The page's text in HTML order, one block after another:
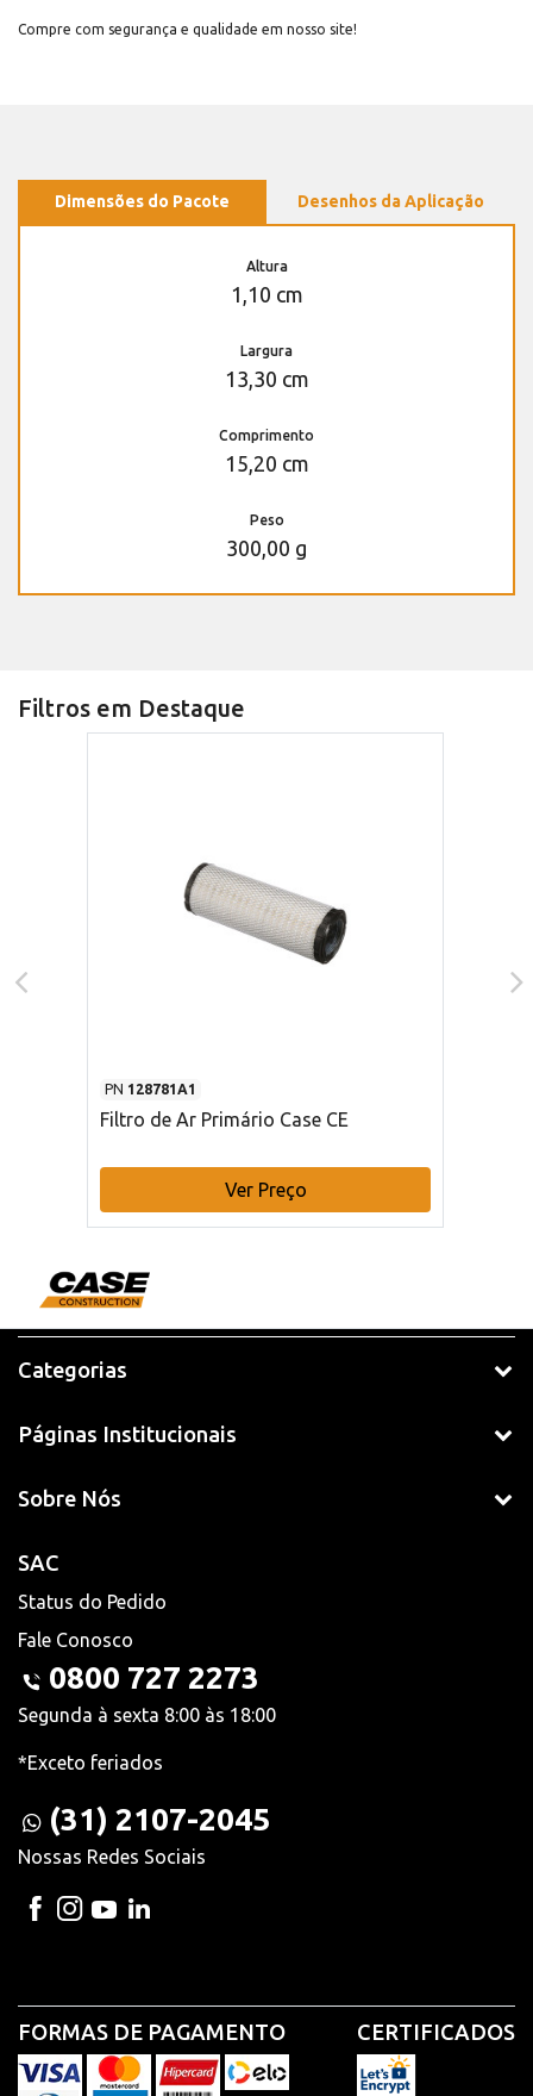
Compre com segurança e qualidade em nosso site!
Dimensões do Pacote Desenhos da Aplicação
Altura
1,10 cm
Largura
13,30 cm
Comprimento
15,20 cm
Peso
300,00 g
Filtros em Destaque
PN 128781A1
Filtro de Ar Primário Case CE
Ver Preço
Categorias
Páginas Institucionais
Sobre Nós
SAC
Status do Pedido
Fale Conosco
0800 727 2273
Segunda à sexta 8:00 às 18:00
*Exceto feriados
(31) 2107-2045
Nossas Redes Sociais
FORMAS DE PAGAMENTO CERTIFICADOS